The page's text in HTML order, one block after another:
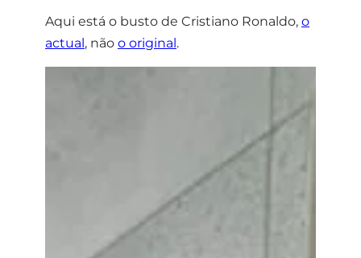
Aqui está o busto de Cristiano Ronaldo, o
actual, não o original.